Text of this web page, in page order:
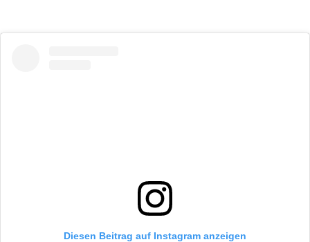
Diesen Beitrag auf Instagram anzeigen